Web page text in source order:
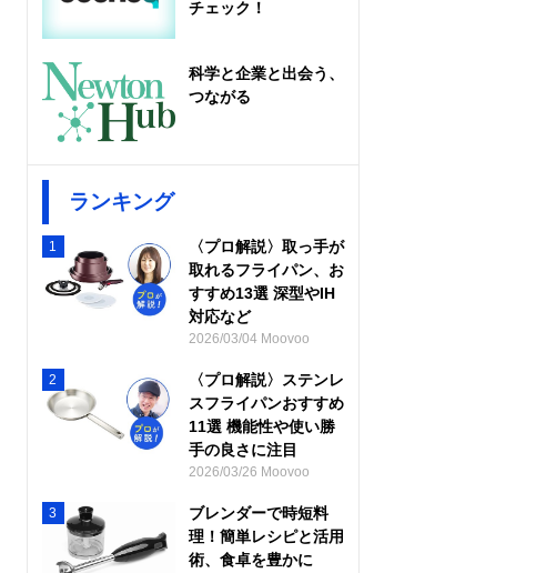
チェック！
科学と企業と出会う、
つながる
ランキング
1
〈プロ解説〉取っ手が
取れるフライパン、お
すすめ13選 深型やIH
対応など
2026/03/04 Moovoo
2
〈プロ解説〉ステンレ
スフライパンおすすめ
11選 機能性や使い勝
手の良さに注目
2026/03/26 Moovoo
3
ブレンダーで時短料
理！簡単レシピと活用
術、食卓を豊かに